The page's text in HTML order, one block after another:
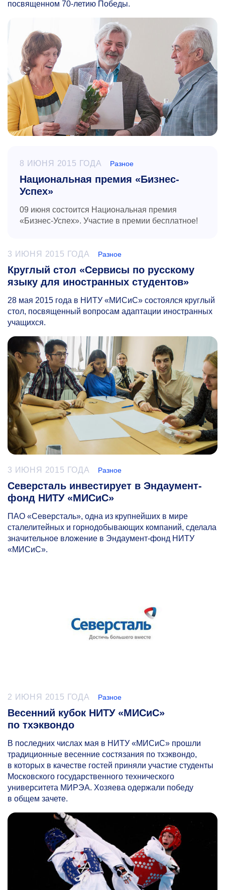
посвященном 70-летию Победы.
8 ИЮНЯ 2015 ГОДА Разное
Национальная премия «Бизнес-
Успех»
09 июня состоится Национальная премия
«Бизнес-Успех». Участие в премии бесплатное!
3 ИЮНЯ 2015 ГОДА Разное
Круглый стол «Сервисы по русскому
языку для иностранных студентов»
28 мая 2015 года в НИТУ «МИСиС» состоялся круглый
стол, посвященный вопросам адаптации иностранных
учащихся.
3 ИЮНЯ 2015 ГОДА Разное
Северсталь инвестирует в Эндаумент-
фонд НИТУ «МИСиС»
ПАО «Северсталь», одна из крупнейших в мире
сталелитейных и горнодобывающих компаний, сделала
значительное вложение в Эндаумент-фонд НИТУ
«МИСиС».
2 ИЮНЯ 2015 ГОДА Разное
Весенний кубок НИТУ «МИСиС»
по тхэквондо
В последних числах мая в НИТУ «МИСиС» прошли
традиционные весенние состязания по тхэквондо,
в которых в качестве гостей приняли участие студенты
Московского государственного технического
университета МИРЭА. Хозяева одержали победу
в общем зачете.